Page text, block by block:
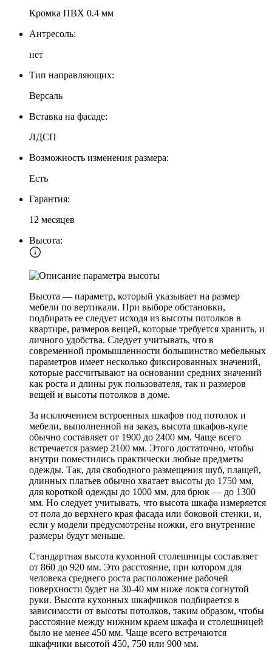
Кромка ПВХ 0.4 мм
Антресоль:
нет
Тип направляющих:
Версаль
Вставка на фасаде:
ЛДСП
Возможность изменения размера:
Есть
Гарантия:
12 месяцев
Высота:
Высота — параметр, который указывает на размер
мебели по вертикали. При выборе обстановки,
подбирать ее следует исходя из высоты потолков в
квартире, размеров вещей, которые требуется хранить, и
личного удобства. Следует учитывать, что в
современной промышленности большинство мебельных
параметров имеет несколько фиксированных значений,
которые рассчитывают на основании средних значений
как роста и длины рук пользователя, так и размеров
вещей и высоты потолков в доме.
За исключением встроенных шкафов под потолок и
мебели, выполненной на заказ, высота шкафов-купе
обычно составляет от 1900 до 2400 мм. Чаще всего
встречается размер 2100 мм. Этого достаточно, чтобы
внутри поместились практически любые предметы
одежды. Так, для свободного размещения шуб, плащей,
длинных платьев обычно хватает высоты до 1750 мм,
для короткой одежды до 1000 мм, для брюк — до 1300
мм. Но следует учитывать, что высота шкафа измеряется
от пола до верхнего края фасада или боковой стенки, и,
если у модели предусмотрены ножки, его внутренние
размеры будут меньше.
Стандартная высота кухонной столешницы составляет
от 860 до 920 мм. Это расстояние, при котором для
человека среднего роста расположение рабочей
поверхности будет на 30-40 мм ниже локтя согнутой
руки. Высота кухонных шкафчиков подбирается в
зависимости от высоты потолков, таким образом, чтобы
расстояние между нижним краем шкафа и столешницей
было не менее 450 мм. Чаще всего встречаются
шкафчики высотой 450, 750 или 900 мм.